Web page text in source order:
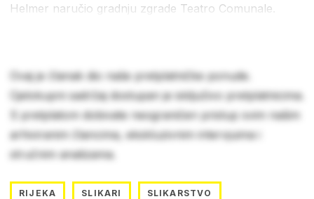
Helmer naručio gradnju zgrade Teatro Comunale.
Ovaj je članak dio naše pretplatničke ponude.
Cjelokupni sadržaj dostupan je isključivo pretplatnicima.
S pretplatom dobivate neograničen pristup svim našim
arhiviranim člancima, ekskluzivnim intervjuima i
stručnim analizama.
RIJEKA SLIKARI SLIKARSTVO